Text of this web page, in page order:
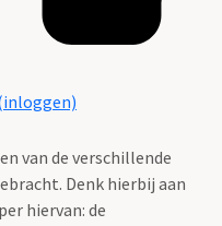
van de verschillende
Denk hierbij aan
hiervan: de